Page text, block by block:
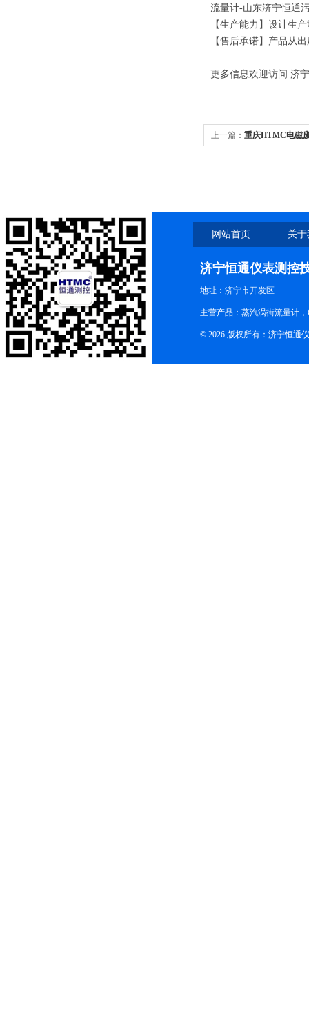
流量计-山东济宁恒通
【生产能力】设计生
【售后承诺】产品从
更多信息欢迎访问 济
上一篇： 重庆HTMC电磁
网站首页 关
济宁恒通仪表测控
地址：济宁市开发区
主营产品：蒸汽涡街流量计
© 2026 版权所有：济宁恒通